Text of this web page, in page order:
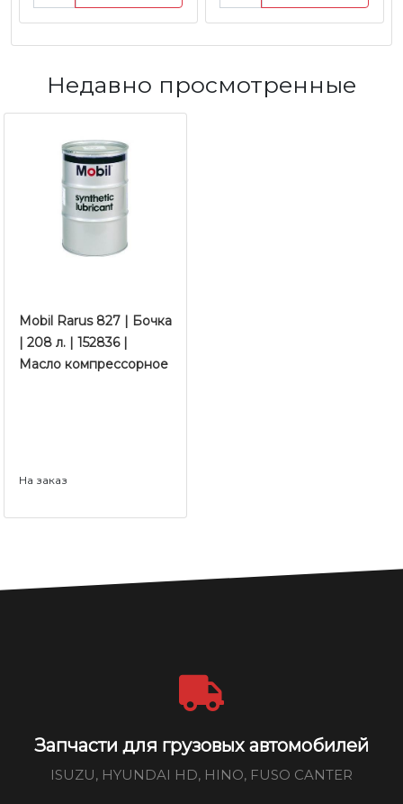
Недавно просмотренные
Mobil Rarus 827 | Бочка
| 208 л. | 152836 |
Масло компрессорное
На заказ
Запчасти для грузовых автомобилей
ISUZU, HYUNDAI HD, HINO, FUSO CANTER